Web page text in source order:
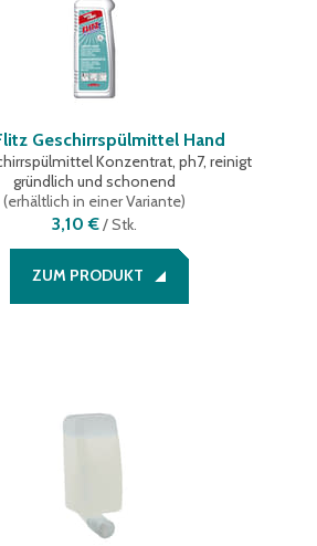
Geschirrspülmittel Hand
Konzentrat, ph7, reinigt
gründlich und schonend
(erhältlich in einer Variante)
3,10 €/Stk.
ZUM PRODUKT